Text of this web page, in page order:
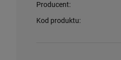
Producent:
Kod produktu: